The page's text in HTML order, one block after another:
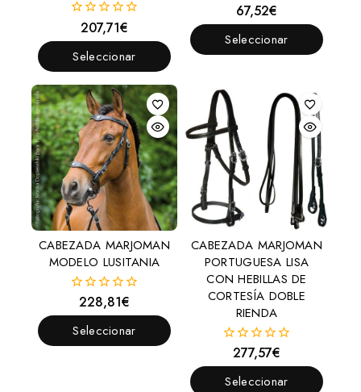
fuera
de
5
207,71€
Seleccionar
fuera
de
5
67,52€
Seleccionar
CABEZADA MARJOMAN
MODELO LUSITANIA
fuera
de
228,81€
Seleccionar
CABEZADA MARJOMAN
PORTUGUESA LISA
CON HEBILLAS DE
CORTESÍA DOBLE
RIENDA
fuera
de
277,57€
Seleccionar